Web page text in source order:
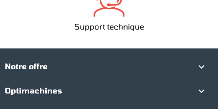
Support technique
Notre offre 
Optimachines 